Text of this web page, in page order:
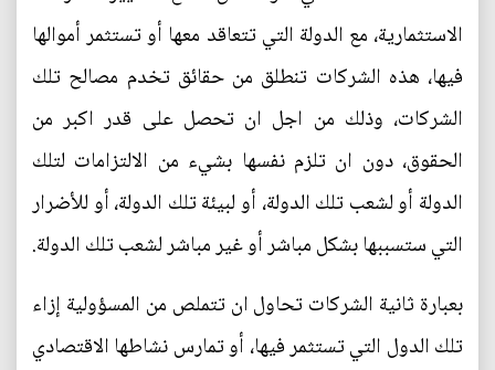
الاستثمارية، مع الدولة التي تتعاقد معها أو تستثمر أموالها
فيها، هذه الشركات تنطلق من حقائق تخدم مصالح تلك
الشركات، وذلك من اجل ان تحصل على قدر اكبر من
الحقوق، دون ان تلزم نفسها بشيء من الالتزامات لتلك
الدولة أو لشعب تلك الدولة، أو لبيئة تلك الدولة، أو للأضرار
التي ستسببها بشكل مباشر أو غير مباشر لشعب تلك الدولة.
بعبارة ثانية الشركات تحاول ان تتملص من المسؤولية إزاء
تلك الدول التي تستثمر فيها، أو تمارس نشاطها الاقتصادي